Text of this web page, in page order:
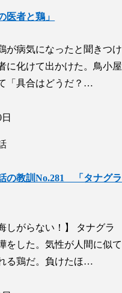
医者と鶏」
が病気になったと聞きつけ
に化けて出かけた。鳥小屋
「具合はどうだ？…
の教訓No.281 「タナグラ
しがらない！】 タナグラ
をした。気性が人間に似て
る鶏だ。負けたほ…